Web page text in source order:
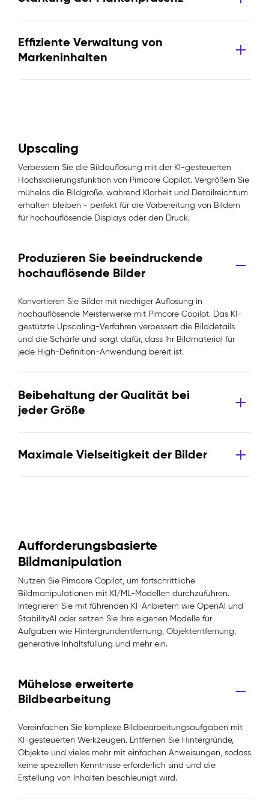
Effiziente Verwaltung von
Markeninhalten
Upscaling
Verbessern Sie die Bildauflösung mit der KI-gesteuerten
Hochskalierungsfunktion von Pimcore Copilot. Vergrößern Sie
mühelos die Bildgröße, während Klarheit und Detailreichtum
erhalten bleiben - perfekt für die Vorbereitung von Bildern
für hochauflösende Displays oder den Druck.
Produzieren Sie beeindruckende
hochauflösende Bilder
Konvertieren Sie Bilder mit niedriger Auflösung in
hochauflösende Meisterwerke mit Pimcore Copilot. Das KI-
gestützte Upscaling-Verfahren verbessert die Bilddetails
und die Schärfe und sorgt dafür, dass Ihr Bildmaterial für
jede High-Definition-Anwendung bereit ist.
Beibehaltung der Qualität bei
jeder Größe
Maximale Vielseitigkeit der Bilder
Aufforderungsbasierte
Bildmanipulation
Nutzen Sie Pimcore Copilot, um fortschrittliche
Bildmanipulationen mit KI/ML-Modellen durchzuführen.
Integrieren Sie mit führenden KI-Anbietern wie OpenAI und
StabilityAI oder setzen Sie Ihre eigenen Modelle für
Aufgaben wie Hintergrundentfernung, Objektentfernung,
generative Inhaltsfüllung und mehr ein.
Mühelose erweiterte
Bildbearbeitung
Vereinfachen Sie komplexe Bildbearbeitungsaufgaben mit
KI-gesteuerten Werkzeugen. Entfernen Sie Hintergründe,
Objekte und vieles mehr mit einfachen Anweisungen, sodass
keine speziellen Kenntnisse erforderlich sind und die
Erstellung von Inhalten beschleunigt wird.